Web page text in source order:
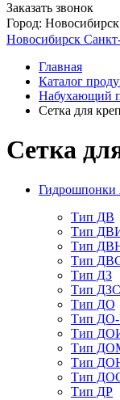
Заказать звонок
Город: Новосибирск
Новосибирск
Главная
Каталог
Набухающий
Сетка для
Сетка
Гидрошпонки
Тип ДВ
Тип
Тип
Тип
Тип ДЗ
Тип ДЗС
Тип ДО
Тип
Тип
Тип
Тип
Тип
Тип ДР